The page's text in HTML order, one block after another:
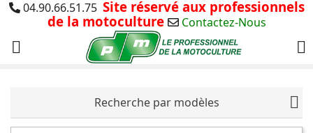
04.90.66.51.75 Site réservé aux professionnels
de la motoculture
Contactez-Nous
 
Recherche par modèles